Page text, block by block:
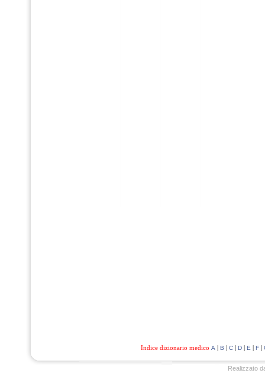
Indice dizionario medico A | B | C | D | E | F |
Realizzato